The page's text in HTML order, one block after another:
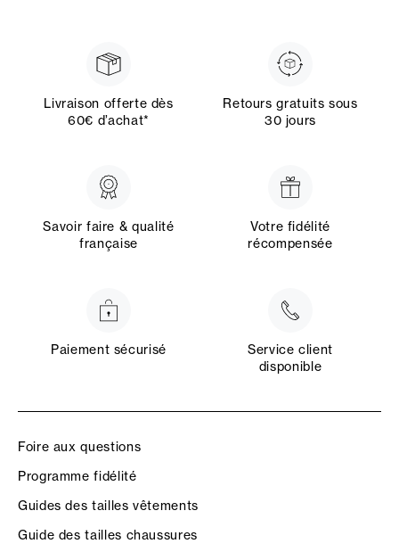
Livraison offerte dès
60€ d’achat*
Retours gratuits sous
30 jours
Savoir faire & qualité
française
Votre fidélité
récompensée
Paiement sécurisé
Service client
disponible
Foire aux questions
Programme fidélité
Guides des tailles vêtements
Guide des tailles chaussures